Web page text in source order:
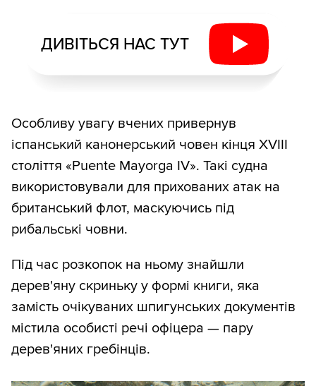
ДИВІТЬСЯ НАС ТУТ
Особливу увагу вчених привернув
іспанський канонерський човен кінця XVIII
століття «Puente Mayorga IV». Такі судна
використовували для прихованих атак на
британський флот, маскуючись під
рибальські човни.
Під час розкопок на ньому знайшли
дерев'яну скриньку у формі книги, яка
замість очікуваних шпигунських документів
містила особисті речі офіцера — пару
дерев'яних гребінців.